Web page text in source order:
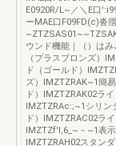
E0920R/L~／＼E口
ーMAE口F09FD(c)沓
ウンド機能｜（）は
（プラスブロンズ）
ド（ゴールド）
ズ）IMZTZRAK~1簡
ド）IMZTZRAK02ラ
IMZTZRAc:;~1シリン
ド）IMZTZRAC02ラ
IMZTZf'l,6_~－~1表示
IMZTZRAH02スタン